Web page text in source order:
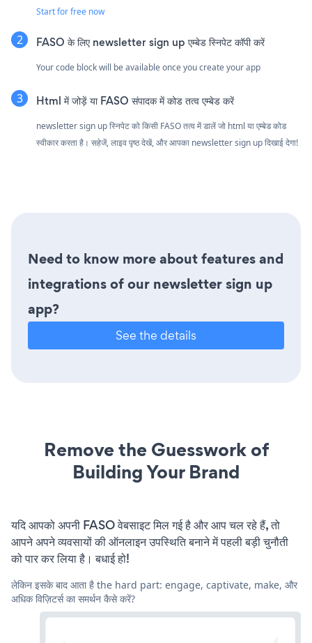
Start for free now
FASO के लिए newsletter sign up एम्बेड स्निपेट कॉपी करें
Your code block will be available once you create your app
Html में जोड़ें या FASO संपादक में कोड तत्व एम्बेड करें
newsletter sign up स्निपेट को किसी FASO तत्व में डालें जो html या एम्बेड कोड
स्वीकार करता है। सहेजें, लाइव पृष्ठ देखें, और आपका newsletter sign up दिखाई देगा!
Need to know more about features and
integrations of our newsletter sign up
app?
See the details
Remove the Guesswork of
Building Your Brand
यदि आपको अपनी FASO वेबसाइट मिल गई है और आप चल रहे हैं, तो
आपने अपने व्यवसायों की ऑनलाइन उपस्थिति बनाने में पहली बड़ी चुनौती
को पार कर लिया है। बधाई हो!
लेकिन इसके बाद आता है the hard part: engage, captivate, make, और
अधिक विज़िटर्स का समर्थन कैसे करें?